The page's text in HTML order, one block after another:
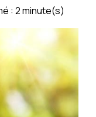
: 2 minute(s)